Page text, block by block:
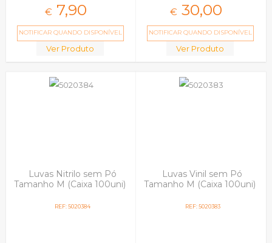
€ 7,90
NOTIFICAR QUANDO DISPONÍVEL
Ver Produto
€ 30,00
NOTIFICAR QUANDO DISPONÍVEL
Ver Produto
Luvas Nitrilo sem Pó
Tamanho M (Caixa 100uni)
REF: 5020384
Luvas Vinil sem Pó
Tamanho M (Caixa 100uni)
REF: 5020383